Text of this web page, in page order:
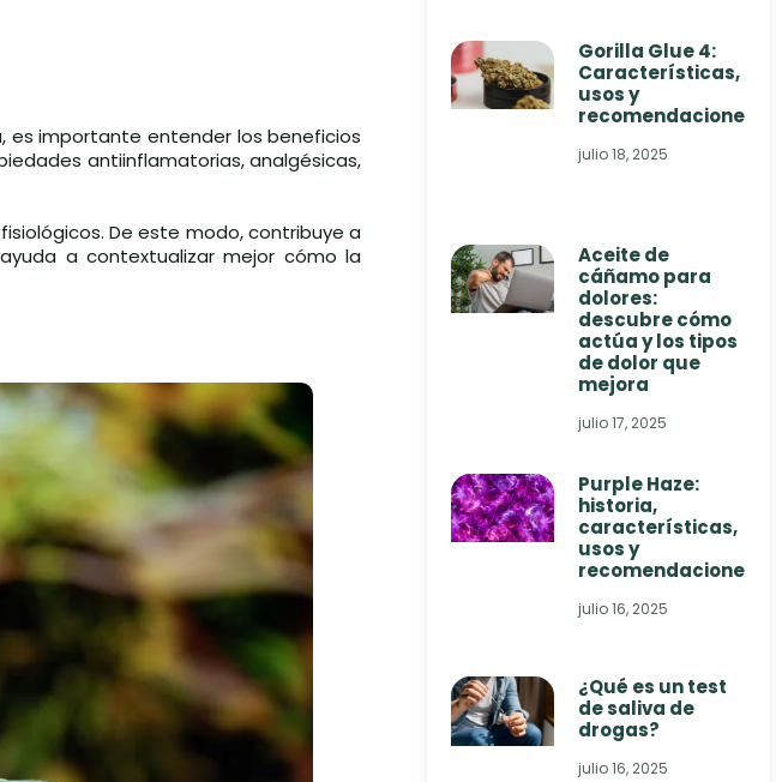
es importante entender los beneficios
antiinflamatorias, analgésicas,
De este modo, contribuye a
a contextualizar mejor cómo la
Gorilla Glue 4:
Características,
usos y
recomendaciones
julio 18, 2025
Aceite de
cáñamo para
dolores:
descubre cómo
actúa y los tipos
de dolor que
mejora
julio 17, 2025
Purple Haze:
historia,
características,
usos y
recomendaciones
julio 16, 2025
¿Qué es un test
de saliva de
drogas?
julio 16, 2025